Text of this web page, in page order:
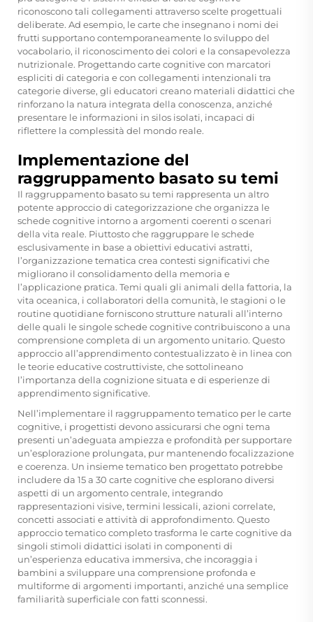
riconoscono tali collegamenti attraverso scelte progettuali
deliberate. Ad esempio, le carte che insegnano i nomi dei
frutti supportano contemporaneamente lo sviluppo del
vocabolario, il riconoscimento dei colori e la consapevolezza
nutrizionale. Progettando carte cognitive con marcatori
espliciti di categoria e con collegamenti intenzionali tra
categorie diverse, gli educatori creano materiali didattici che
rinforzano la natura integrata della conoscenza, anziché
presentare le informazioni in silos isolati, incapaci di
riflettere la complessità del mondo reale.
Implementazione del
raggruppamento basato su temi
Il raggruppamento basato su temi rappresenta un altro
potente approccio di categorizzazione che organizza le
schede cognitive intorno a argomenti coerenti o scenari
della vita reale. Piuttosto che raggruppare le schede
esclusivamente in base a obiettivi educativi astratti,
l’organizzazione tematica crea contesti significativi che
migliorano il consolidamento della memoria e
l’applicazione pratica. Temi quali gli animali della fattoria, la
vita oceanica, i collaboratori della comunità, le stagioni o le
routine quotidiane forniscono strutture naturali all’interno
delle quali le singole schede cognitive contribuiscono a una
comprensione completa di un argomento unitario. Questo
approccio all’apprendimento contestualizzato è in linea con
le teorie educative costruttiviste, che sottolineano
l’importanza della cognizione situata e di esperienze di
apprendimento significative.
Nell’implementare il raggruppamento tematico per le carte
cognitive, i progettisti devono assicurarsi che ogni tema
presenti un’adeguata ampiezza e profondità per supportare
un’esplorazione prolungata, pur mantenendo focalizzazione
e coerenza. Un insieme tematico ben progettato potrebbe
includere da 15 a 30 carte cognitive che esplorano diversi
aspetti di un argomento centrale, integrando
rappresentazioni visive, termini lessicali, azioni correlate,
concetti associati e attività di approfondimento. Questo
approccio tematico completo trasforma le carte cognitive da
singoli stimoli didattici isolati in componenti di
un’esperienza educativa immersiva, che incoraggia i
bambini a sviluppare una comprensione profonda e
multiforme di argomenti importanti, anziché una semplice
familiarità superficiale con fatti sconnessi.